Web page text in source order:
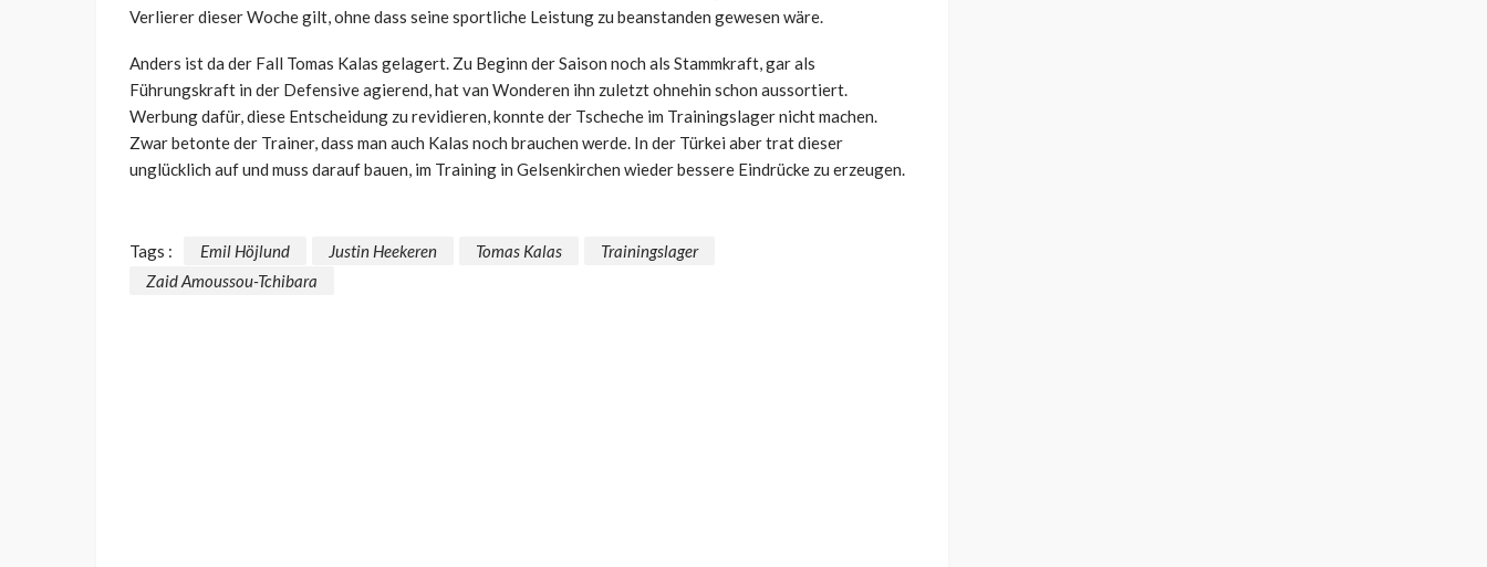
Verlierer dieser Woche gilt, ohne dass seine sportliche Leistung zu beanstanden gewesen wäre.
Anders ist da der Fall Tomas Kalas gelagert. Zu Beginn der Saison noch als Stammkraft, gar als
Führungskraft in der Defensive agierend, hat van Wonderen ihn zuletzt ohnehin schon aussortiert.
Werbung dafür, diese Entscheidung zu revidieren, konnte der Tscheche im Trainingslager nicht machen.
Zwar betonte der Trainer, dass man auch Kalas noch brauchen werde. In der Türkei aber trat dieser
unglücklich auf und muss darauf bauen, im Training in Gelsenkirchen wieder bessere Eindrücke zu erzeugen.
Tags : Emil Höjlund Justin Heekeren Tomas Kalas
Trainingslager
Zaid Amoussou-Tchibara